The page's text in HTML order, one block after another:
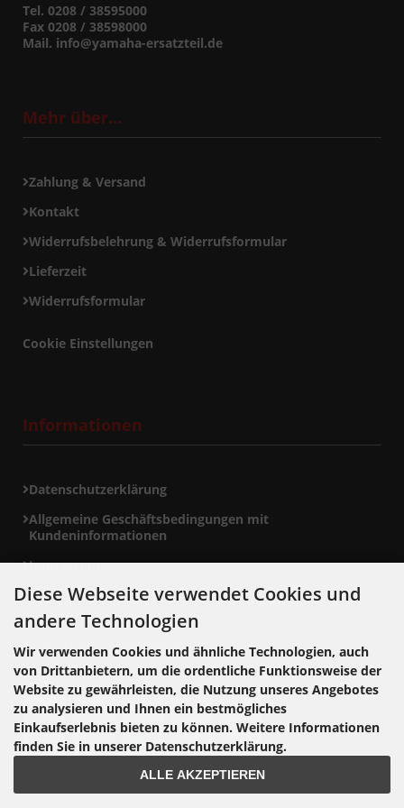
Tel. 0208 / 38595000
Fax 0208 / 38598000
Mail. info@yamaha-ersatzteil.de
Mehr über...
Zahlung & Versand
Kontakt
Widerrufsbelehrung & Widerrufsformular
Lieferzeit
Widerrufsformular
Cookie Einstellungen
Informationen
Datenschutzerklärung
Allgemeine Geschäftsbedingungen mit
Kundeninformationen
Impressum
Zahlungsmethoden
Diese Webseite verwendet Cookies und
andere Technologien
Wir verwenden Cookies und ähnliche Technologien, auch
von Drittanbietern, um die ordentliche Funktionsweise der
Website zu gewährleisten, die Nutzung unseres Angebotes
zu analysieren und Ihnen ein bestmögliches
Einkaufserlebnis bieten zu können. Weitere Informationen
finden Sie in unserer Datenschutzerklärung.
ALLE AKZEPTIEREN